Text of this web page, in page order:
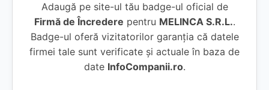
Adaugă pe site-ul tău badge-ul oficial de
Firmă de Încredere pentru MELINCA S.R.L..
Badge-ul oferă vizitatorilor garanția că datele
firmei tale sunt verificate și actuale în baza de
date InfoCompanii.ro.